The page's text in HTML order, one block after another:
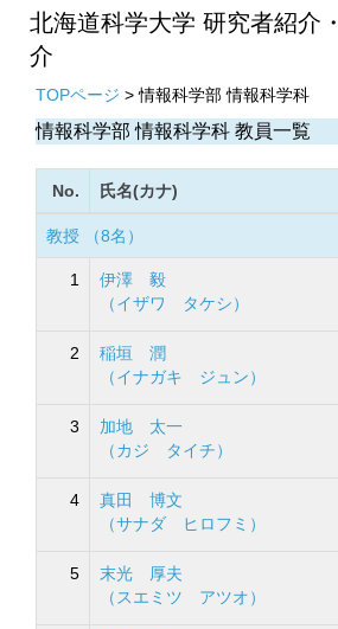
北海道科学大学 研究者紹介
介
TOPページ > 情報科学部 情報科学科
情報科学部 情報科学科 教員一覧
No. 氏名(カナ)
教授 （8名）
1
伊澤 毅
（イザワ タケシ）
2
稲垣 潤
（イナガキ ジュン）
3
加地 太一
（カジ タイチ）
4
真田 博文
（サナダ ヒロフミ）
5
末光 厚夫
（スエミツ アツオ）